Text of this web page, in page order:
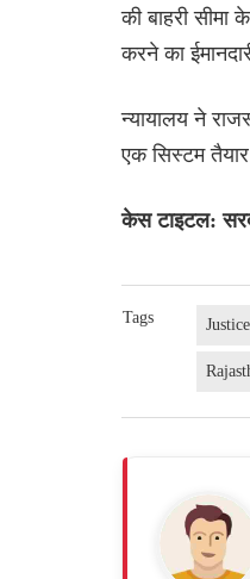
की बाहरी
करने का
न्यायालय ने
एक सिस्टम तैयार
केस टाइटल:
Tags